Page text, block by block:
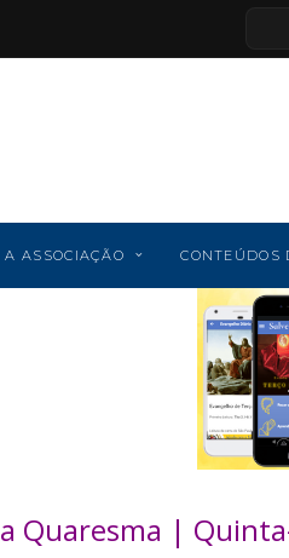
A ASSOCIAÇÃO CONTEÚDOS
Quaresma |